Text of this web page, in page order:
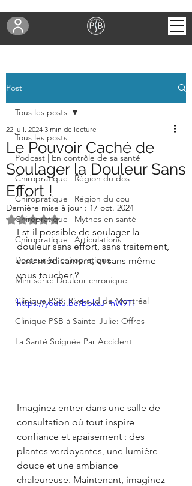
Post
Tous les posts
Podcast | En contrôle de sa santé
Chiropratique | Région du dos
Chiropratique | Région du cou
Chiropratique | Mythes en santé
Chiropratique | Articulations
Docteur en chiropratique
Mini-série: Douleur chronique
Clinique PSB: Rive-sud de Montréal
Clinique PSB à Sainte-Julie: Offres
La Santé Soignée Par Accident
Tous les posts
Le Pouvoir Caché de
Soulager la Douleur Sans
Effort !
22 juil. 2024 3 min de lecture
Dernière mise à jour : 17 oct. 2024
Noté NaN étoiles sur 5.
Est-il possible de soulager la
douleur sans effort, sans traitement,
sans médicament, et sans même
vous toucher ?
https://youtu.be/bpkaJ-mW9TI
Imaginez entrer dans une salle de
consultation où tout inspire
confiance et apaisement : des
plantes verdoyantes, une lumière
douce et une ambiance
chaleureuse. Maintenant, imaginez